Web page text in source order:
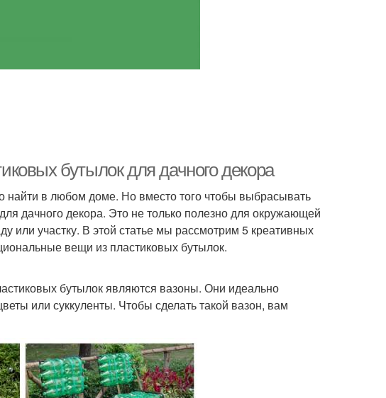
бутылок для дачного декора
в любом доме. Но вместо того чтобы выбрасывать
дачного декора. Это не только полезно для окружающей
или участку. В этой статье мы рассмотрим 5 креативных
вещи из пластиковых бутылок.
бутылок являются вазоны. Они идеально
или суккуленты. Чтобы сделать такой вазон, вам